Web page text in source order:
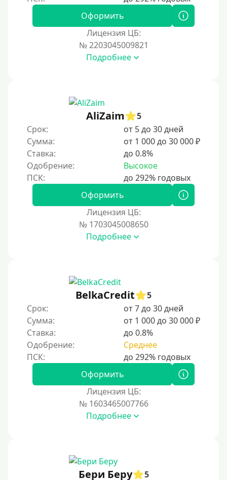
Принятие решения
За час
Срочные
Моментальные онлайн
Экспресс
В день обращения
С 21 года
С 22 лет
С 23 лет
С 25 лет
Категории заемщиков
Несовершеннолетним
Оформить
Лицензия ЦБ:
№ 2203045009821
Подробнее
AliZaim
5
Срок:
от 5 до 30 дней
Сумма:
от 1 000 до 30 000 ₽
Ставка:
до 0.8%
Одобрение:
Высокое
Оформить
Лицензия ЦБ:
№ 1703045008650
Подробнее
BelkaCredit
5
Срок:
от 7 до 30 дней
Сумма:
от 1 000 до 30 000 ₽
Ставка:
до 0.8%
Одобрение:
Среднее
Оформить
Лицензия ЦБ:
№ 1603465007766
Подробнее
Бери Беру 5